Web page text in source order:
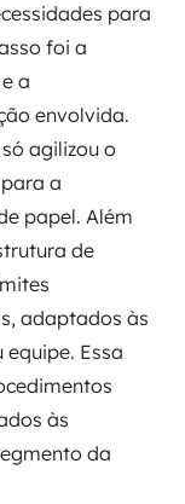
para
foi a
a
envolvida.
agilizou o
a
papel. Além
de
adaptados às
Essa
às
da